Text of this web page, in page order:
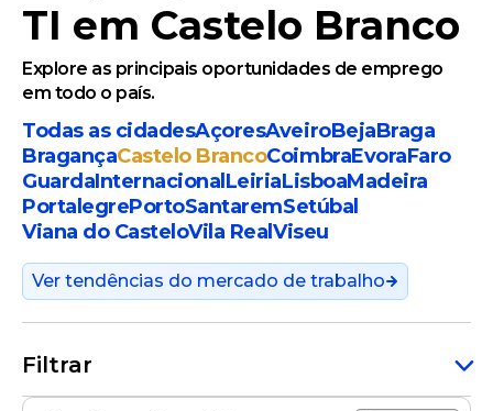
TI em Castelo Branco
Explore as principais oportunidades de emprego
em todo o país.
Todas as cidadesAçoresAveiroBejaBraga
BragançaCastelo BrancoCoimbraEvoraFaro
GuardaInternacional LeiriaLisboaMadeira
PortalegrePortoSantaremSetúbal
Viana do CasteloVila RealViseu
Ver tendências do mercado de trabalho
Filtrar